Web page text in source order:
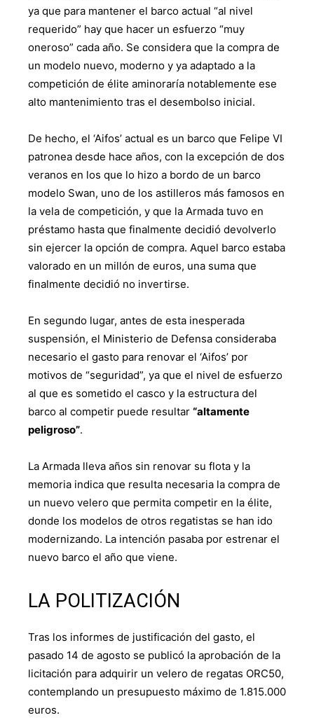
ya que para mantener el barco actual “al nivel
requerido” hay que hacer un esfuerzo “muy
oneroso” cada año. Se considera que la compra de
un modelo nuevo, moderno y ya adaptado a la
competición de élite aminoraría notablemente ese
alto mantenimiento tras el desembolso inicial.
De hecho, el ‘Aifos’ actual es un barco que Felipe VI
patronea desde hace años, con la excepción de dos
veranos en los que lo hizo a bordo de un barco
modelo Swan, uno de los astilleros más famosos en
la vela de competición, y que la Armada tuvo en
préstamo hasta que finalmente decidió devolverlo
sin ejercer la opción de compra. Aquel barco estaba
valorado en un millón de euros, una suma que
finalmente decidió no invertirse.
En segundo lugar, antes de esta inesperada
suspensión, el Ministerio de Defensa consideraba
necesario el gasto para renovar el ‘Aifos’ por
motivos de “seguridad”, ya que el nivel de esfuerzo
al que es sometido el casco y la estructura del
barco al competir puede resultar “altamente
peligroso”.
La Armada lleva años sin renovar su flota y la
memoria indica que resulta necesaria la compra de
un nuevo velero que permita competir en la élite,
donde los modelos de otros regatistas se han ido
modernizando. La intención pasaba por estrenar el
nuevo barco el año que viene.
LA POLITIZACIÓN
Tras los informes de justificación del gasto, el
pasado 14 de agosto se publicó la aprobación de la
licitación para adquirir un velero de regatas ORC50,
contemplando un presupuesto máximo de 1.815.000
euros.